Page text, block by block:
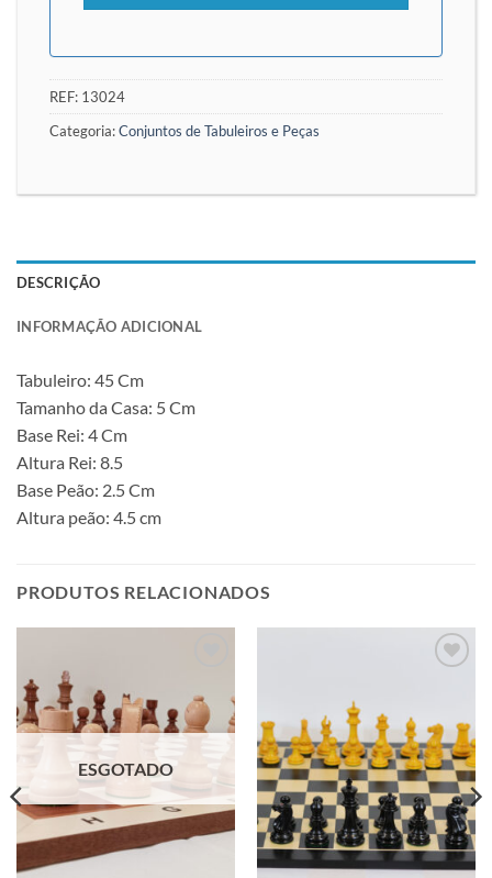
REF: 13024
Categoria:Conjuntos de Tabuleiros e Peças
DESCRIÇÃO
INFORMAÇÃO ADICIONAL
Tabuleiro: 45 Cm
Tamanho da Casa: 5 Cm
Base Rei: 4 Cm
Altura Rei: 8.5
Base Peão: 2.5 Cm
Altura peão: 4.5 cm
PRODUTOS RELACIONADOS
à lista de
desejos
ESGOTADO